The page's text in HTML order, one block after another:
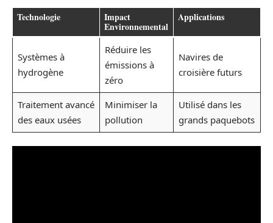
Technologie Impact
Environnemental
Applications
Systèmes à
hydrogène
Réduire les
émissions à
zéro
Navires de
croisière futurs
Traitement avancé
des eaux usées
Minimiser la
pollution
Utilisé dans les
grands paquebots